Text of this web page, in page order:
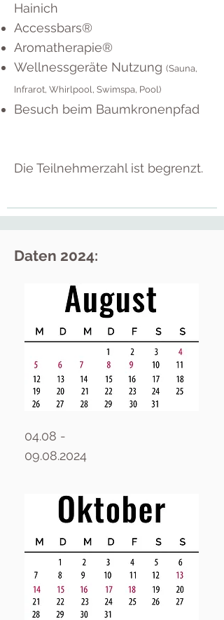
Hainich
Accessbars®
Aromatherapie®
Wellnessgeräte Nutzung (Sauna,
Infrarot, Whirlpool, Swimspa, Pool)
Besuch beim Baumkronenpfad
Die Teilnehmerzahl ist begrenzt.
Daten 2024:
04.08 -
09.08.2024